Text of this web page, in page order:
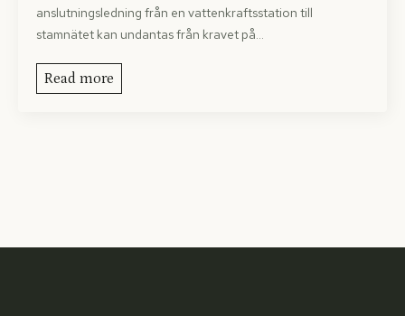
anslutningsledning från en vattenkraftsstation till
stamnätet kan undantas från kravet på…
Read more